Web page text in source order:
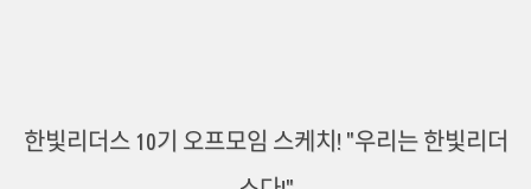
한빛리더스 10기 오프모임 스케치! "우리는 한빛리더